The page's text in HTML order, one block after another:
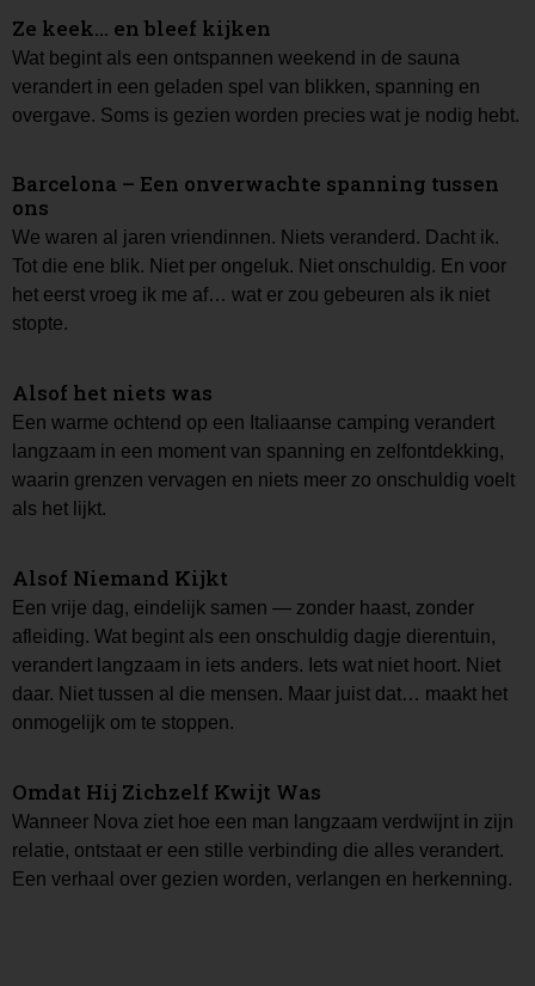
Ze keek… en bleef kijken
Wat begint als een ontspannen weekend in de sauna
verandert in een geladen spel van blikken, spanning en
overgave. Soms is gezien worden precies wat je nodig hebt.
Barcelona – Een onverwachte spanning tussen
ons
We waren al jaren vriendinnen. Niets veranderd. Dacht ik.
Tot die ene blik. Niet per ongeluk. Niet onschuldig. En voor
het eerst vroeg ik me af… wat er zou gebeuren als ik niet
stopte.
Alsof het niets was
Een warme ochtend op een Italiaanse camping verandert
langzaam in een moment van spanning en zelfontdekking,
waarin grenzen vervagen en niets meer zo onschuldig voelt
als het lijkt.
Alsof Niemand Kijkt
Een vrije dag, eindelijk samen — zonder haast, zonder
afleiding. Wat begint als een onschuldig dagje dierentuin,
verandert langzaam in iets anders. Iets wat niet hoort. Niet
daar. Niet tussen al die mensen. Maar juist dat… maakt het
onmogelijk om te stoppen.
Omdat Hij Zichzelf Kwijt Was
Wanneer Nova ziet hoe een man langzaam verdwijnt in zijn
relatie, ontstaat er een stille verbinding die alles verandert.
Een verhaal over gezien worden, verlangen en herkenning.